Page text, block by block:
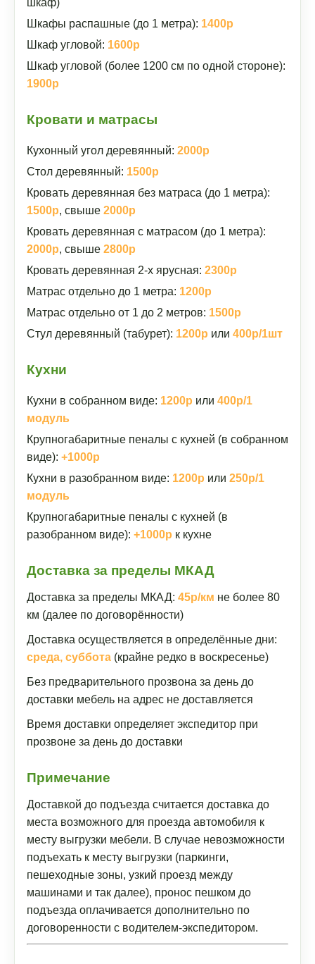
шкаф)
Шкафы распашные (до 1 метра): 1400р
Шкаф угловой: 1600р
Шкаф угловой (более 1200 см по одной стороне):
1900р
Кровати и матрасы
Кухонный угол деревянный: 2000р
Стол деревянный: 1500р
Кровать деревянная без матраса (до 1 метра):
1500р, свыше 2000р
Кровать деревянная с матрасом (до 1 метра):
2000р, свыше 2800р
Кровать деревянная 2-х ярусная: 2300р
Матрас отдельно до 1 метра: 1200р
Матрас отдельно от 1 до 2 метров: 1500р
Стул деревянный (табурет): 1200р или 400р/1шт
Кухни
Кухни в собранном виде: 1200р или 400р/1
модуль
Крупногабаритные пеналы с кухней (в собранном
виде): +1000р
Кухни в разобранном виде: 1200р или 250р/1
модуль
Крупногабаритные пеналы с кухней (в
разобранном виде): +1000р к кухне
Доставка за пределы МКАД
Доставка за пределы МКАД: 45р/км не более 80
км (далее по договорённости)
Доставка осуществляется в определённые дни:
среда, суббота (крайне редко в воскресенье)
Без предварительного прозвона за день до
доставки мебель на адрес не доставляется
Время доставки определяет экспедитор при
прозвоне за день до доставки
Примечание
Доставкой до подъезда считается доставка до
места возможного для проезда автомобиля к
месту выгрузки мебели. В случае невозможности
подъехать к месту выгрузки (паркинги,
пешеходные зоны, узкий проезд между
машинами и так далее), пронос пешком до
подъезда оплачивается дополнительно по
договоренности с водителем-экспедитором.